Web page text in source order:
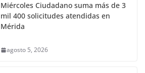
Miércoles Ciudadano suma más de 3
mil 400 solicitudes atendidas en
Mérida
agosto 5, 2026